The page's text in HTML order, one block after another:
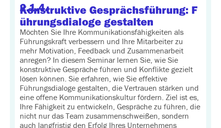
2.1.4.
Konstruktive Gesprächsführung: F
ührungsdialoge gestalten
Möchten Sie Ihre Kommunikationsfähigkeiten als
Führungskraft verbessern und Ihre Mitarbeiter zu
mehr Motivation, Feedback und Zusammenarbeit
anregen? In diesem Seminar lernen Sie, wie Sie
konstruktive Gespräche führen und Konflikte gezielt
lösen können. Sie erfahren, wie Sie effektive
Führungsdialoge gestalten, die Vertrauen stärken und
eine offene Kommunikationskultur fördern. Ziel ist es,
Ihre Fähigkeit zu entwickeln, Gespräche zu führen, die
nicht nur das Team zusammenschweißen, sondern
auch langfristig den Erfolg Ihres Unternehmens